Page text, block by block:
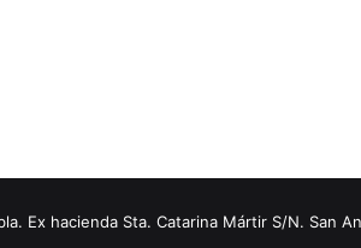
Ex hacienda Sta. Catarina Mártir S/N. San